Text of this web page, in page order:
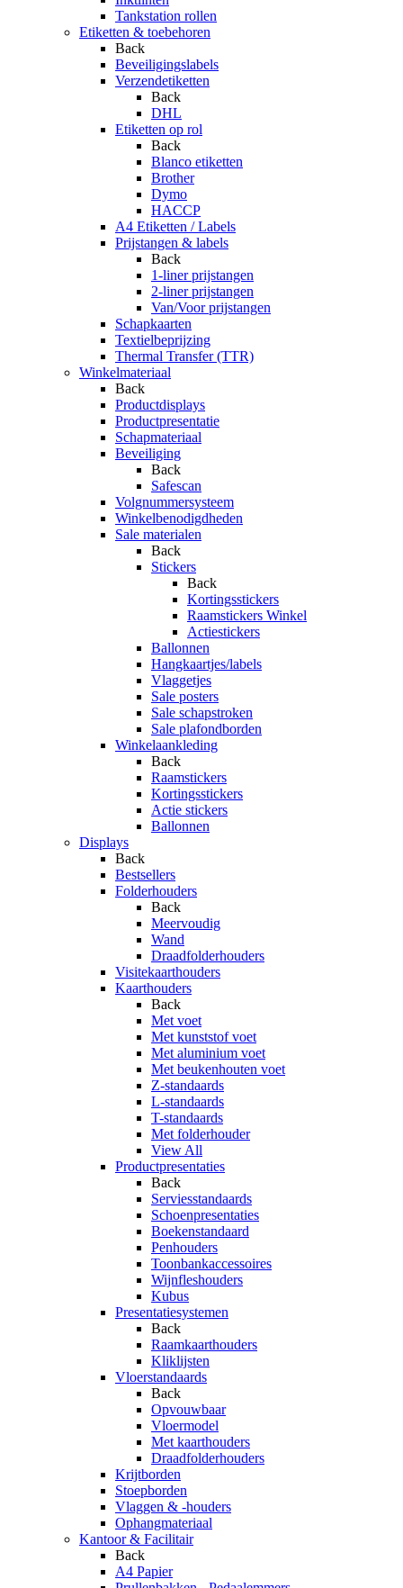
Tankstation rollen
Etiketten & toebehoren
Back
Beveiligingslabels
Verzendetiketten
Back
DHL
Etiketten op rol
Back
Blanco etiketten
Brother
Dymo
HACCP
A4 Etiketten / Labels
Prijstangen & labels
Back
1-liner prijstangen
2-liner prijstangen
Van/Voor prijstangen
Schapkaarten
Textielbeprijzing
Thermal Transfer (TTR)
Winkelmateriaal
Back
Productdisplays
Productpresentatie
Schapmateriaal
Beveiliging
Back
Safescan
Volgnummersysteem
Winkelbenodigdheden
Sale materialen
Back
Stickers
Back
Kortingsstickers
Raamstickers Winkel
Actiestickers
Ballonnen
Hangkaartjes/labels
Vlaggetjes
Sale posters
Sale schapstroken
Sale plafondborden
Winkelaankleding
Back
Raamstickers
Kortingsstickers
Actie stickers
Ballonnen
Displays
Back
Bestsellers
Folderhouders
Back
Meervoudig
Wand
Draadfolderhouders
Visitekaarthouders
Kaarthouders
Back
Met voet
Met kunststof voet
Met aluminium voet
Met beukenhouten voet
Z-standaards
L-standaards
T-standaards
Met folderhouder
View All
Productpresentaties
Back
Serviesstandaards
Schoenpresentaties
Boekenstandaard
Penhouders
Toonbankaccessoires
Wijnfleshouders
Kubus
Presentatiesystemen
Back
Raamkaarthouders
Kliklijsten
Vloerstandaards
Back
Opvouwbaar
Vloermodel
Met kaarthouders
Draadfolderhouders
Krijtborden
Stoepborden
Vlaggen & -houders
Ophangmateriaal
Kantoor & Facilitair
Back
A4 Papier